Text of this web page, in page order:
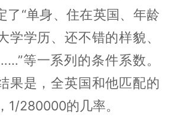
了“单身、住在英国、年龄
学学历、还不错的样貌、
等一系列的条件系数。
果是，全英国和他匹配的
1/280000的几率。